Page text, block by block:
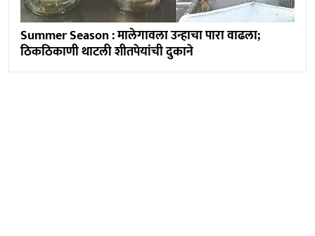
Summer Season : मालेगावला उन्हाचा पारा वाढला;
ठिकठिकाणी थाटली शीतपेयांची दुकाने